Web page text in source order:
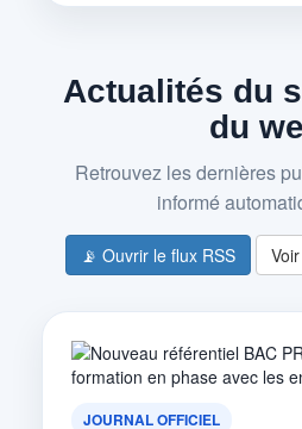
Actualités du
du
Retrouvez les dernières
informé
📡 Ouvrir le flux RSS
JOURNAL OFFICIEL